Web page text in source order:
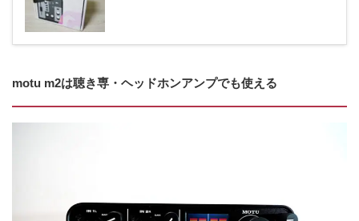
motu m2は聴き専・ヘッドホンアンプでも使える